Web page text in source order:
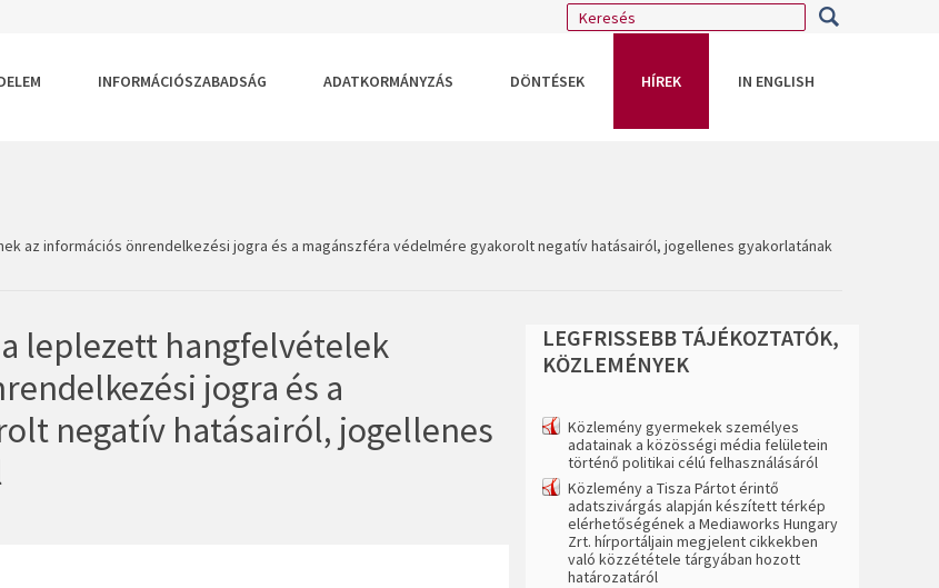
INFORMÁCIÓSZABADSÁG ADATKORMÁNYZÁS DÖNTÉSEK HÍREK IN ENGLISH
az információs önrendelkezési jogra és a magánszféra védelmére gyakorolt negatív hatásairól, jogellenes gyakorlatának
leplezett hangfelvételek
jogra és a
negatív hatásairól, jogellenes
LEGFRISSEBB TÁJÉKOZTATÓK,
KÖZLEMÉNYEK
Közlemény gyermekek személyes
adatainak a közösségi média felületein
történő politikai célú felhasználásáról
Közlemény a Tisza Pártot érintő
adatszivárgás alapján készített térkép
elérhetőségének a Mediaworks Hungary
Zrt. hírportáljain megjelent cikkekben
való közzététele tárgyában hozott
határozatáról